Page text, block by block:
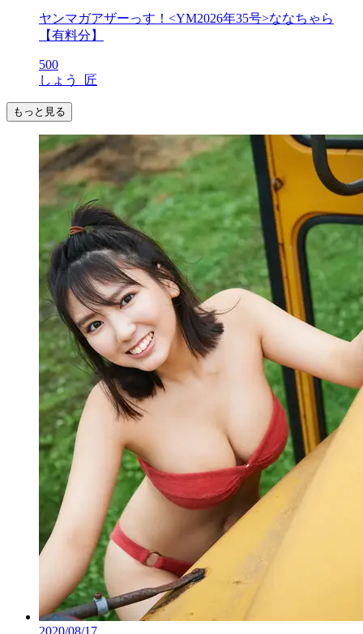
ヤンマガアザーっす！<YM2026年35号>ななちゃら
【有料分】
500
しょう_匠
もっと見る
2020/08/17